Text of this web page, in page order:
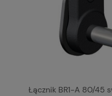
Łącznik BR1-A 80/45